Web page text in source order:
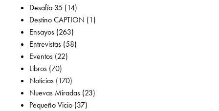
Desafío 35 (14)
Destino CAPTION (1)
Ensayos (263)
Entrevistas (58)
Eventos (22)
Libros (70)
Noticias (170)
Nuevas Miradas (23)
Pequeño Vicio (37)